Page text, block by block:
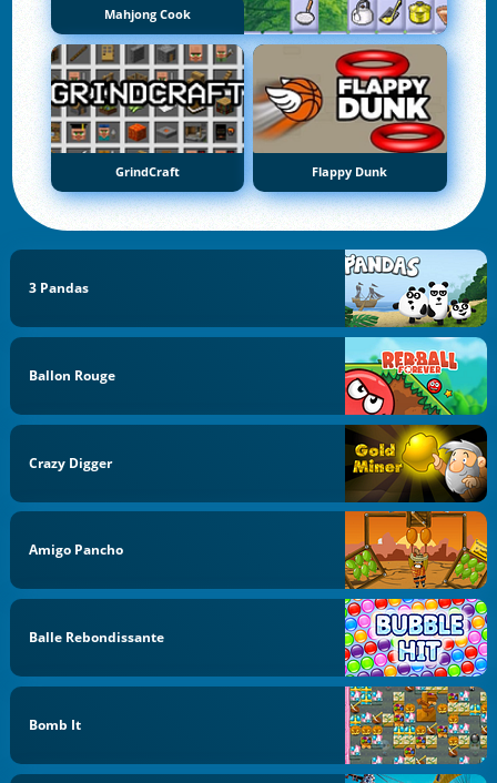
Mahjong Cook
GrindCraft Flappy Dunk
3 Pandas
Ballon Rouge
Crazy Digger
Amigo Pancho
Balle Rebondissante
Bomb It